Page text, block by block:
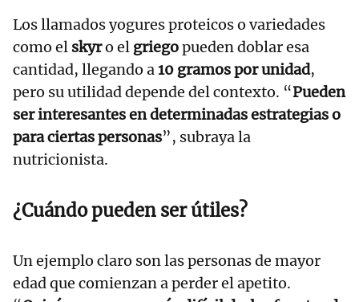
Los llamados yogures proteicos o variedades
como el skyro el griegopueden doblar esa
cantidad, llegando a10 gramos por unidad,
pero su utilidad depende del contexto. “Pueden
ser interesantes en determinadas estrategias o
para ciertas personas”, subraya la
nutricionista.
¿Cuándo pueden ser útiles?
Un ejemplo claro son las personas de mayor
edad que comienzan a perder el apetito.